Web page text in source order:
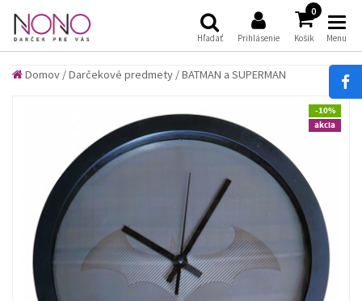
Hľadať Prihlásenie
0
Košík Menu
Domov /Darčekové predmety /BATMAN a SUPERMAN
-10%
akcia